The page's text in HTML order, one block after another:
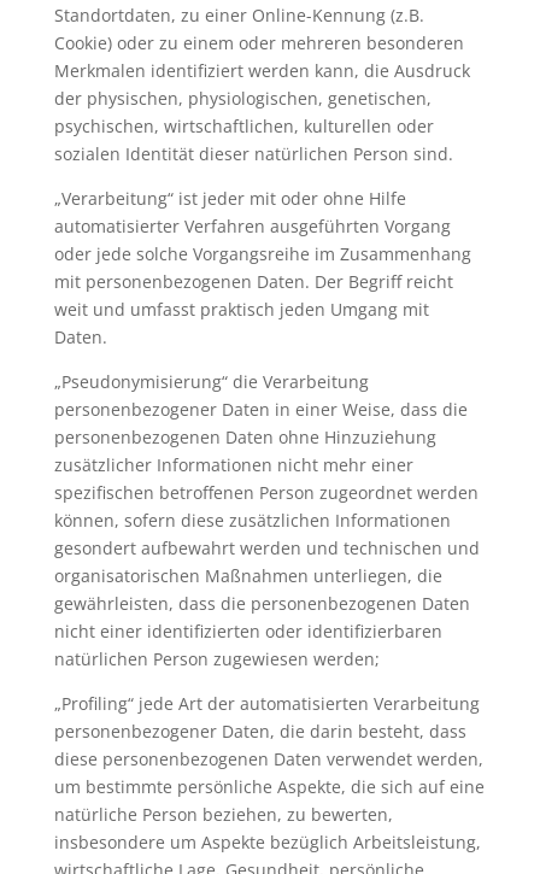
Standortdaten, zu einer Online-Kennung (z.B.
Cookie) oder zu einem oder mehreren besonderen
Merkmalen identifiziert werden kann, die Ausdruck
der physischen, physiologischen, genetischen,
psychischen, wirtschaftlichen, kulturellen oder
sozialen Identität dieser natürlichen Person sind.
„Verarbeitung“ ist jeder mit oder ohne Hilfe
automatisierter Verfahren ausgeführten Vorgang
oder jede solche Vorgangsreihe im Zusammenhang
mit personenbezogenen Daten. Der Begriff reicht
weit und umfasst praktisch jeden Umgang mit
Daten.
„Pseudonymisierung“ die Verarbeitung
personenbezogener Daten in einer Weise, dass die
personenbezogenen Daten ohne Hinzuziehung
zusätzlicher Informationen nicht mehr einer
spezifischen betroffenen Person zugeordnet werden
können, sofern diese zusätzlichen Informationen
gesondert aufbewahrt werden und technischen und
organisatorischen Maßnahmen unterliegen, die
gewährleisten, dass die personenbezogenen Daten
nicht einer identifizierten oder identifizierbaren
natürlichen Person zugewiesen werden;
„Profiling“ jede Art der automatisierten Verarbeitung
personenbezogener Daten, die darin besteht, dass
diese personenbezogenen Daten verwendet werden,
um bestimmte persönliche Aspekte, die sich auf eine
natürliche Person beziehen, zu bewerten,
insbesondere um Aspekte bezüglich Arbeitsleistung,